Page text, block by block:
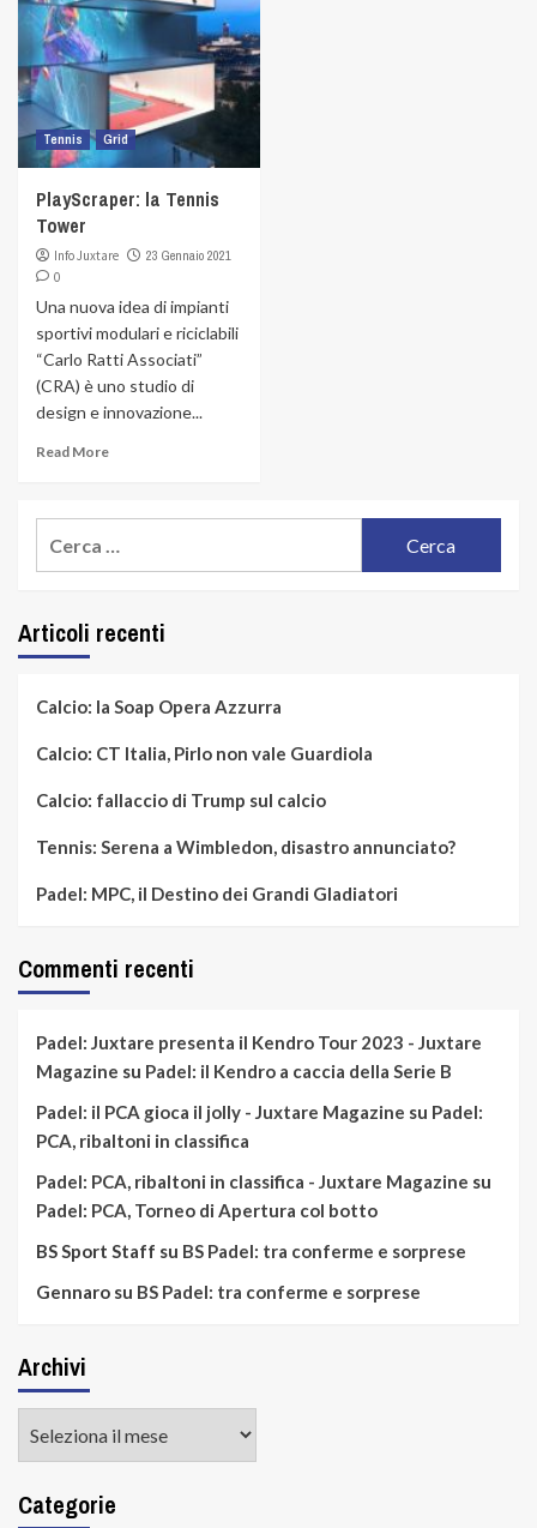
Tennis Grid
PlayScraper: la Tennis
Tower
Info Juxtare
23 Gennaio 2021
0
Una nuova idea di impianti
sportivi modulari e riciclabili
“Carlo Ratti Associati”
(CRA) è uno studio di
design e innovazione...
Read More
Articoli recenti
Calcio: la Soap Opera Azzurra
Calcio: CT Italia, Pirlo non vale Guardiola
Calcio: fallaccio di Trump sul calcio
Tennis: Serena a Wimbledon, disastro annunciato?
Padel: MPC, il Destino dei Grandi Gladiatori
Commenti recenti
Padel: Juxtare presenta il Kendro Tour 2023 - Juxtare
Magazine su Padel: il Kendro a caccia della Serie B
Padel: il PCA gioca il jolly - Juxtare Magazine su Padel:
PCA, ribaltoni in classifica
Padel: PCA, ribaltoni in classifica - Juxtare Magazine su
Padel: PCA, Torneo di Apertura col botto
BS Sport Staff su BS Padel: tra conferme e sorprese
Gennaro su BS Padel: tra conferme e sorprese
Archivi
Categorie